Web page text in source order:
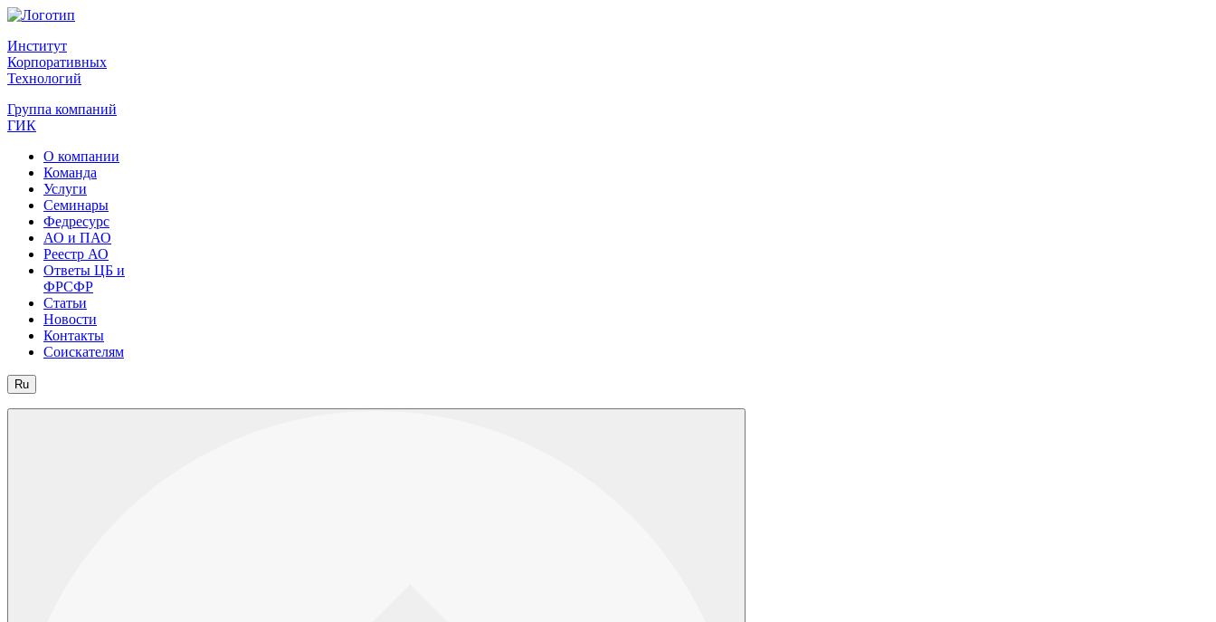
Институт
Корпоративных
Технологий
Группа компаний
ГИК
О компании
Команда
Услуги
Семинары
Федресурс
АО и ПАО
Реестр АО
Ответы ЦБ и
ФРСФР
Статьи
Новости
Контакты
Соискателям
Ru